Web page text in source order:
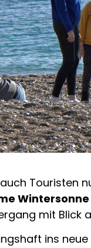
Touristen
Wintersonne
mit Blick
ins